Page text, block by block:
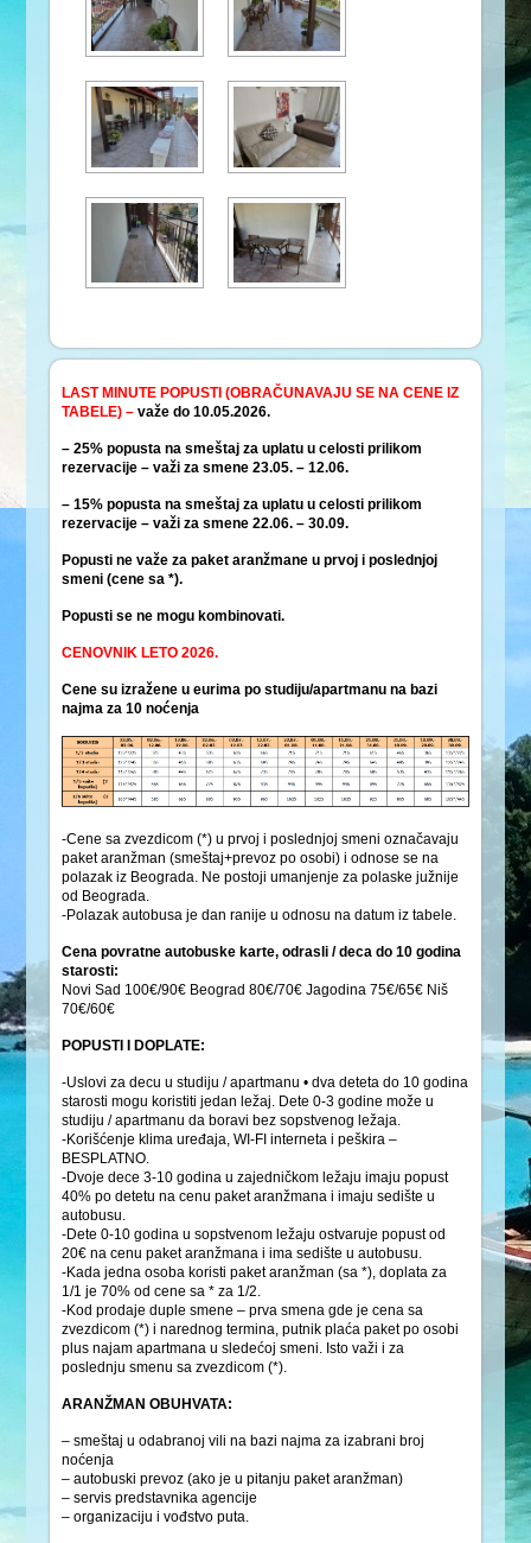
LAST MINUTE POPUSTI (OBRAČUNAVAJU SE NA CENE IZ
TABELE) –važe do 10.05.2026.
– 25% popusta na smeštaj za uplatu u celosti prilikom
rezervacije – važi za smene 23.05. – 12.06.
– 15% popusta na smeštaj za uplatu u celosti prilikom
rezervacije – važi za smene 22.06. – 30.09.
Popusti ne važe za paket aranžmane u prvoj i poslednjoj
smeni (cene sa *).
Popusti se ne mogu kombinovati.
CENOVNIK LETO 2026.
Cene su izražene u eurima po studiju/apartmanu na bazi
najma za 10 noćenja
-Cene sa zvezdicom (*) u prvoj i poslednjoj smeni označavaju
paket aranžman (smeštaj+prevoz po osobi) i odnose se na
polazak iz Beograda. Ne postoji umanjenje za polaske južnije
od Beograda.
-Polazak autobusa je dan ranije u odnosu na datum iz tabele.
Cena povratne autobuske karte, odrasli / deca do 10 godina
starosti:
Novi Sad 100€/90€ Beograd 80€/70€ Jagodina 75€/65€ Niš
70€/60€
POPUSTI I DOPLATE:
-Uslovi za decu u studiju / apartmanu • dva deteta do 10 godina
starosti mogu koristiti jedan ležaj. Dete 0-3 godine može u
studiju / apartmanu da boravi bez sopstvenog ležaja.
-Korišćenje klima uređaja, WI-FI interneta i peškira –
BESPLATNO.
-Dvoje dece 3-10 godina u zajedničkom ležaju imaju popust
40% po detetu na cenu paket aranžmana i imaju sedište u
autobusu.
-Dete 0-10 godina u sopstvenom ležaju ostvaruje popust od
20€ na cenu paket aranžmana i ima sedište u autobusu.
-Kada jedna osoba koristi paket aranžman (sa *), doplata za
1/1 je 70% od cene sa * za 1/2.
-Kod prodaje duple smene – prva smena gde je cena sa
zvezdicom (*) i narednog termina, putnik plaća paket po osobi
plus najam apartmana u sledećoj smeni. Isto važi i za
poslednju smenu sa zvezdicom (*).
ARANŽMAN OBUHVATA:
– smeštaj u odabranoj vili na bazi najma za izabrani broj
noćenja
– autobuski prevoz (ako je u pitanju paket aranžman)
– servis predstavnika agencije
– organizaciju i vođstvo puta.